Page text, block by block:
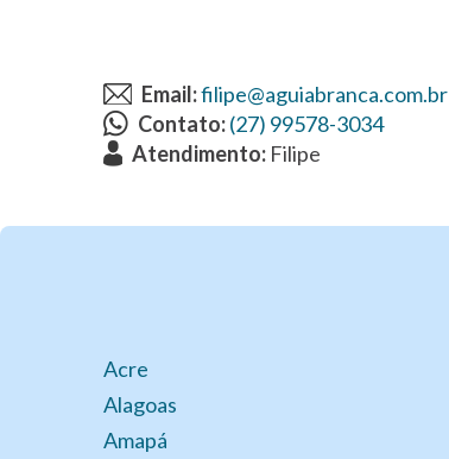
Email:filipe@aguiabranca.com.br
Contato:(27) 99578-3034
Atendimento: Filipe
Acre
Alagoas
Amapá